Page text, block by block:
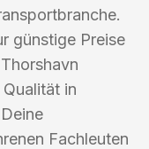
günstige Preise
in
Fachleuten